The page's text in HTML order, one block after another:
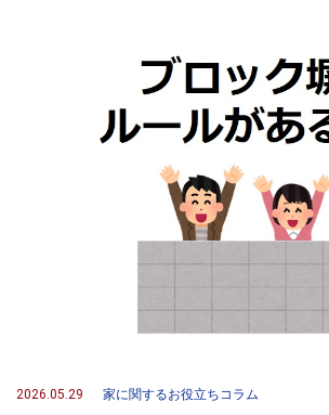
2026.05.29 家に関するお役立ちコラム